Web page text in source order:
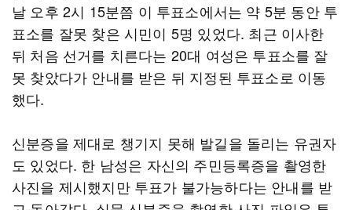
날 오후 2시 15분쯤 이 투표소에서는 약 5분 동안 투
표소를 잘못 찾은 시민이 5명 있었다. 최근 이사한
뒤 처음 선거를 치른다는 20대 여성은 투표소를 잘
못 찾았다가 안내를 받은 뒤 지정된 투표소로 이동
했다.
신분증을 제대로 챙기지 못해 발길을 돌리는 유권자
도 있었다. 한 남성은 자신의 주민등록증을 촬영한
사진을 제시했지만 투표가 불가능하다는 안내를 받